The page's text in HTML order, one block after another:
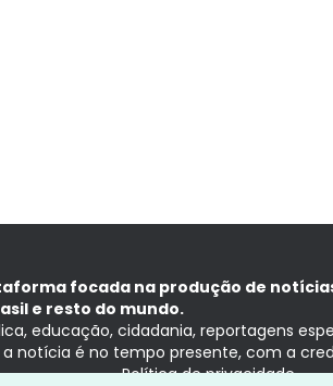
focada na produção de
e resto do mundo.
educação, cidadania, reportagens
notícia é no tempo presente, com a
Política de privacidade